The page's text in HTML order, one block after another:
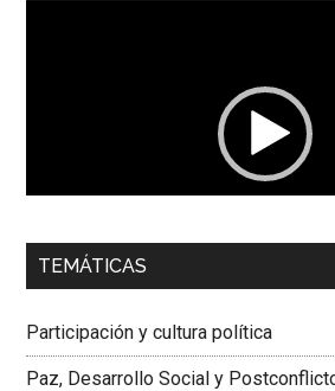
00:00
Dra. Carolina Corcho Mejía,
Colombiana
TEMÁTICAS
Participación y cultura política
Paz, Desarrollo Social y